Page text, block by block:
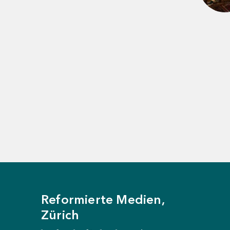
Reformierte Medien,
Zürich